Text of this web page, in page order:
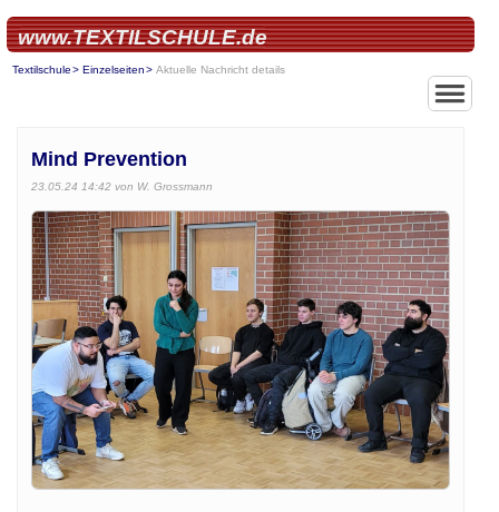
www.TEXTILSCHULE.de
Textilschule Einzelseiten Aktuelle Nachricht details
Mind Prevention
23.05.24 14:42 von W. Grossmann